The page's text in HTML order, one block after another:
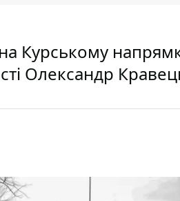
Курському
Олександр